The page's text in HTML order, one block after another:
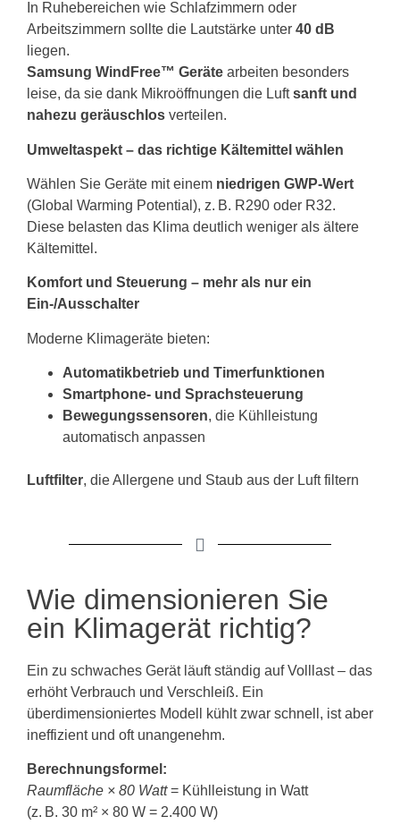
In Ruhebereichen wie Schlafzimmern oder
Arbeitszimmern sollte die Lautstärke unter 40 dB
liegen.
Samsung WindFree™ Geräte arbeiten besonders
leise, da sie dank Mikroöffnungen die Luftsanft und
nahezu geräuschlos verteilen.
Umweltaspekt – das richtige Kältemittel wählen
Wählen Sie Geräte mit einem niedrigen GWP-Wert
(Global Warming Potential), z. B. R290 oder R32.
Diese belasten das Klima deutlich weniger als ältere
Kältemittel.
Komfort und Steuerung – mehr als nur ein
Ein-/Ausschalter
Moderne Klimageräte bieten:
Automatikbetrieb und Timerfunktionen
Smartphone- und Sprachsteuerung
Bewegungssensoren, die Kühlleistung
automatisch anpassen
Luftfilter, die Allergene und Staub aus der Luft filtern
Wie dimensionieren Sie
ein Klimagerät richtig?
Ein zu schwaches Gerät läuft ständig auf Volllast – das
erhöht Verbrauch und Verschleiß. Ein
überdimensioniertes Modell kühlt zwar schnell, ist aber
ineffizient und oft unangenehm.
Berechnungsformel:
Raumfläche × 80 Watt= Kühlleistung in Watt
(z. B. 30 m² × 80 W = 2.400 W)